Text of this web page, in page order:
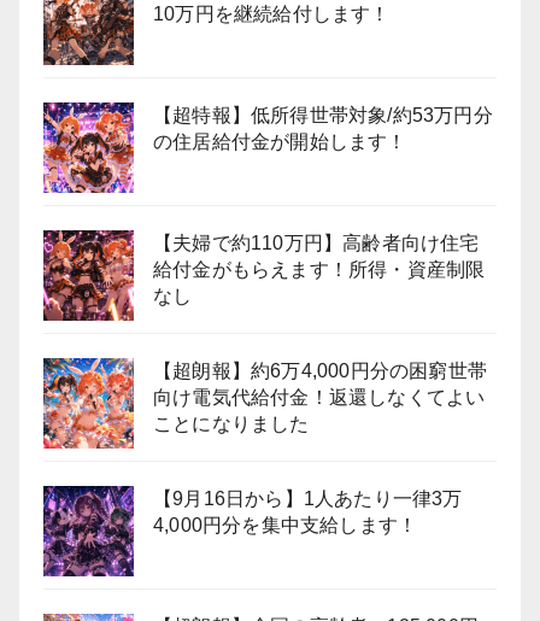
10万円を継続給付します！
【超特報】低所得世帯対象/約53万円分
の住居給付金が開始します！
【夫婦で約110万円】高齢者向け住宅
給付金がもらえます！所得・資産制限
なし
【超朗報】約6万4,000円分の困窮世帯
向け電気代給付金！返還しなくてよい
ことになりました
【9月16日から】1人あたり一律3万
4,000円分を集中支給します！